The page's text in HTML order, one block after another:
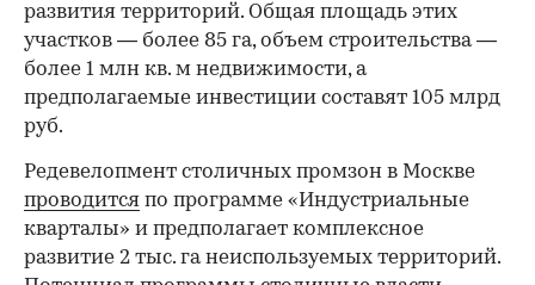
развития территорий. Общая площадь этих
участков — более 85 га, объем строительства —
более 1 млн кв. м недвижимости, а
предполагаемые инвестиции составят 105 млрд
руб.
Редевелопмент столичных промзон в Москве
проводится по программе «Индустриальные
кварталы» и предполагает комплексное
развитие 2 тыс. га неиспользуемых территорий.